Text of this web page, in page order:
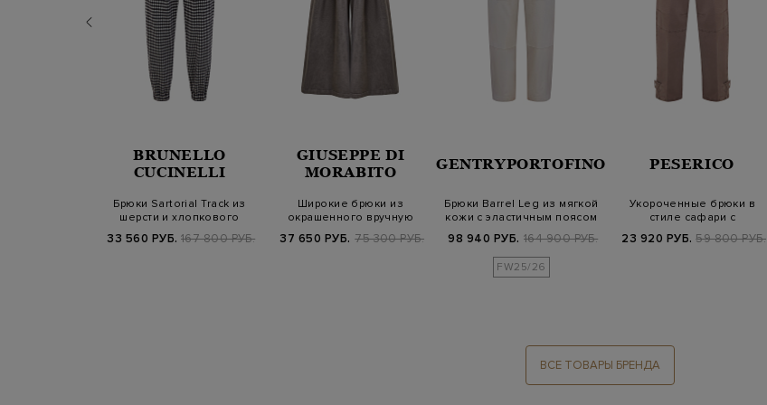
BRUNELLO
CUCINELLI
Брюки Sartorial Track из
шерсти и хлопкового
33 560 РУБ. 167 800 РУБ.
GIUSEPPE DI
MORABITO
Широкие брюки из
окрашенного вручную
37 650 РУБ. 75 300 РУБ.
GENTRYPORTOFINO
Брюки Barrel Leg из мягкой
кожи с эластичным поясом
98 940 РУБ. 164 900 РУБ.
FW25/26
PESERICO
Укороченные брюки в
стиле сафари с
23 920 РУБ. 59 800 РУБ.
ВСЕ ТОВАРЫ БРЕНДА